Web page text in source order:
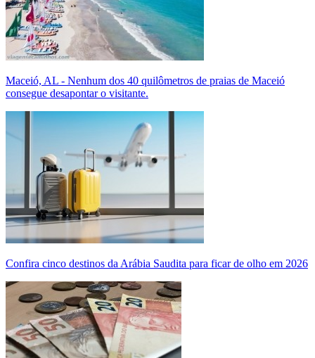
Maceió, AL - Nenhum dos 40 quilômetros de praias de Maceió
consegue desapontar o visitante.
Confira cinco destinos da Arábia Saudita para ficar de olho em 2026